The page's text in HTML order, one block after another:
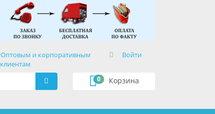
Оптовым и корпоративным
клиентам
Войти
Корзина
0